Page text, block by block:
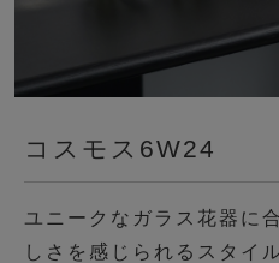
コスモス6W24
ユニークなガラス花器に
しさを感じられるスタイ